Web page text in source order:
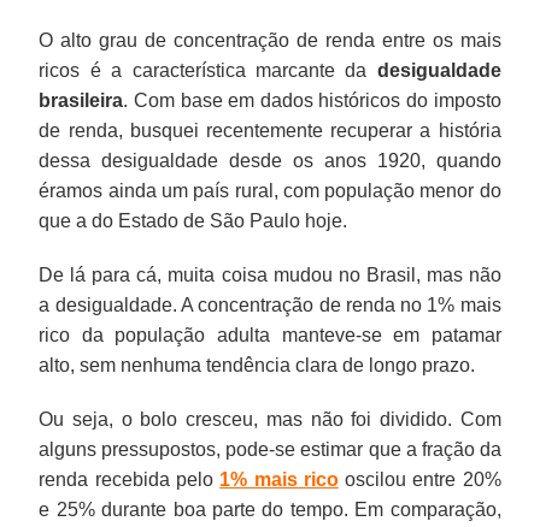
O alto grau de concentração de renda entre os mais
ricos é a característica marcante da desigualdade
brasileira. Com base em dados históricos do imposto
de renda, busquei recentemente recuperar a história
dessa desigualdade desde os anos 1920, quando
éramos ainda um país rural, com população menor do
que a do Estado de São Paulo hoje.
De lá para cá, muita coisa mudou no Brasil, mas não
a desigualdade. A concentração de renda no 1% mais
rico da população adulta manteve-se em patamar
alto, sem nenhuma tendência clara de longo prazo.
Ou seja, o bolo cresceu, mas não foi dividido. Com
alguns pressupostos, pode-se estimar que a fração da
renda recebida pelo 1% mais ricooscilou entre 20%
e 25% durante boa parte do tempo. Em comparação,